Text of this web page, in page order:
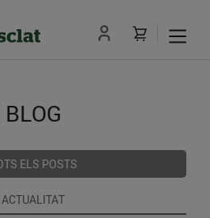
BLOG
ELS POSTS
ACTUALITAT